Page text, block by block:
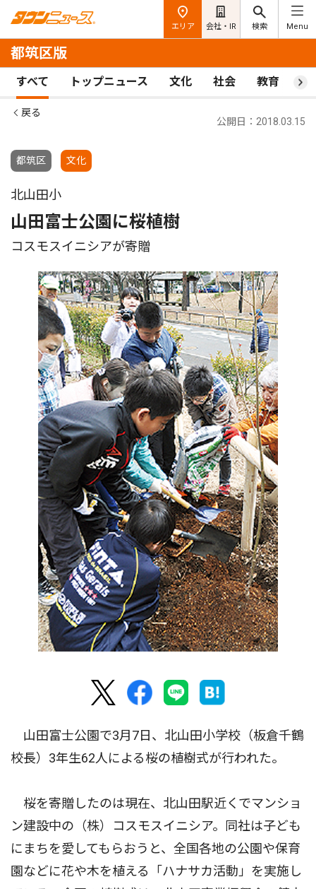
エリア 会社・IR 検索 Menu
都筑区版
すべて トップニュース 文化 社会 教育 ス
戻る
都筑区 文化
公開日：2018.03.15
北山田小
山田富士公園に桜植樹
コスモスイニシアが寄贈
山田富士公園で3月7日、北山田小学校（板倉千鶴
校長）3年生62人による桜の植樹式が行われた。
桜を寄贈したのは現在、北山田駅近くでマンショ
ン建設中の（株）コスモスイニシア。同社は子ども
にまちを愛してもらおうと、全国各地の公園や保育
園などに花や木を植える「ハナサカ活動」を実施し